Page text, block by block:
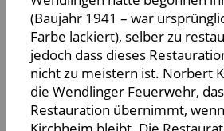
(Baujahr 1941 – war
Farbe lackiert), selber zu
jedoch dass dieses
nicht zu meistern ist. Norbert
die Wendlinger Feuerwehr,
Restauration übernimmt,